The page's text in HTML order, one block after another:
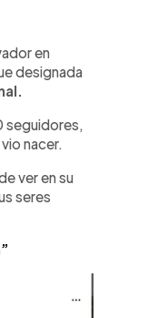
en
designada
seguidores,
nacer.
ver en su
seres